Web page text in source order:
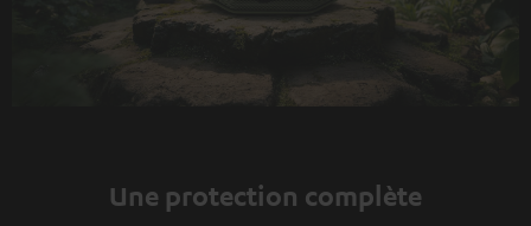
Play
Une protection complète